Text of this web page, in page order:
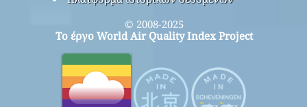
© 2008-2025
Το έργο World Air Quality Index Project